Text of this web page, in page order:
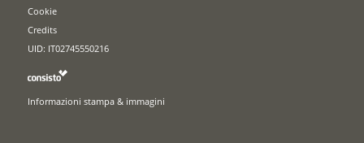
Cookie
Credits
UID: IT02745550216
Informazioni stampa & immagini